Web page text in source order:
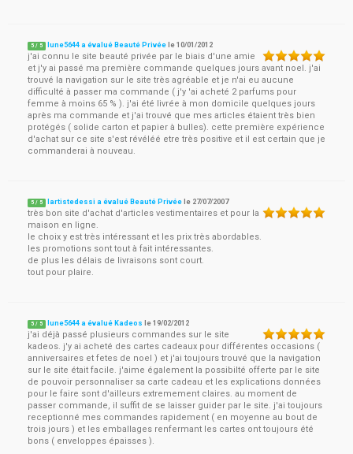
5 / 5 lune5644 a évalué Beauté Privée le10/01/2012
j'ai connu le site beauté privée par le biais d'une amie
et j'y ai passé ma première commande quelques jours avant noel. j'ai
trouvé la navigation sur le site très agréable et je n'ai eu aucune
difficulté à passer ma commande ( j'y 'ai acheté 2 parfums pour
femme à moins 65 % ). j'ai été livrée à mon domicile quelques jours
après ma commande et j'ai trouvé que mes articles étaient très bien
protégés ( solide carton et papier à bulles). cette première expérience
d'achat sur ce site s'est révéléé etre très positive et il est certain que je
commanderai à nouveau.
5 / 5 lartistedessi a évalué Beauté Privée le 27/07/2007
très bon site d'achat d'articles vestimentaires et pour la
maison en ligne.
le choix y est très intéressant et les prix très abordables.
les promotions sont tout à fait intéressantes.
de plus les délais de livraisons sont court.
tout pour plaire.
5 / 5 lune5644 a évalué Kadeos le19/02/2012
j'ai déjà passé plusieurs commandes sur le site
kadeos. j'y ai acheté des cartes cadeaux pour différentes occasions (
anniversaires et fetes de noel ) et j'ai toujours trouvé que la navigation
sur le site était facile. j'aime également la possibilté offerte par le site
de pouvoir personnaliser sa carte cadeau et les explications données
pour le faire sont d'ailleurs extremement claires. au moment de
passer commande, il suffit de se laisser guider par le site. j'ai toujours
receptionné mes commandes rapidement ( en moyenne au bout de
trois jours ) et les emballages renfermant les cartes ont toujours été
bons ( enveloppes épaisses ).